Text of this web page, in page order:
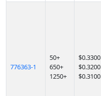
776363-1
50+
650+
1250+
$0.3300
$0.3200
$0.3100